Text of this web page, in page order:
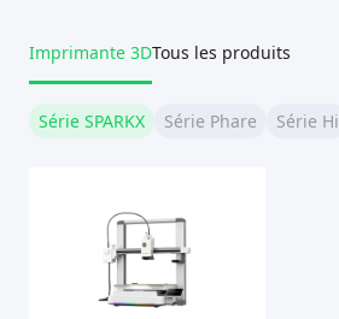
Imprimante 3DTous les produits
Série SPARKX Série Phare Série Hi